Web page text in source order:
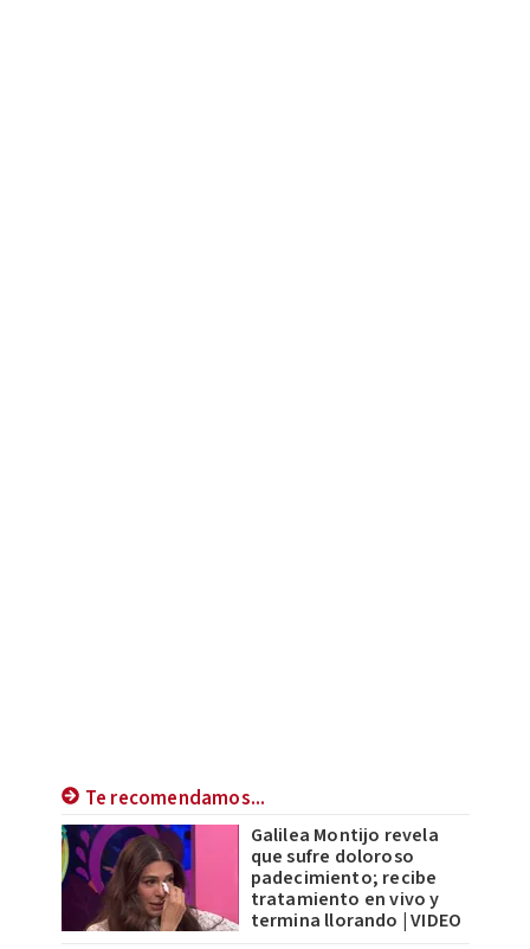
Te recomendamos...
Galilea Montijo revela
que sufre doloroso
padecimiento; recibe
tratamiento en vivo y
termina llorando | VIDEO